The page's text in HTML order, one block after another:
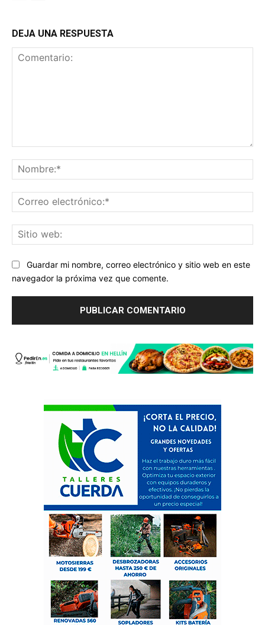
DEJA UNA RESPUESTA
Guardar mi nombre, correo electrónico y sitio web en este
navegador la próxima vez que comente.